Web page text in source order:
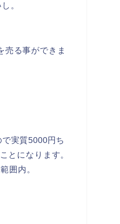
。
売る事ができま
実質5000円ち
とになります。
囲内。